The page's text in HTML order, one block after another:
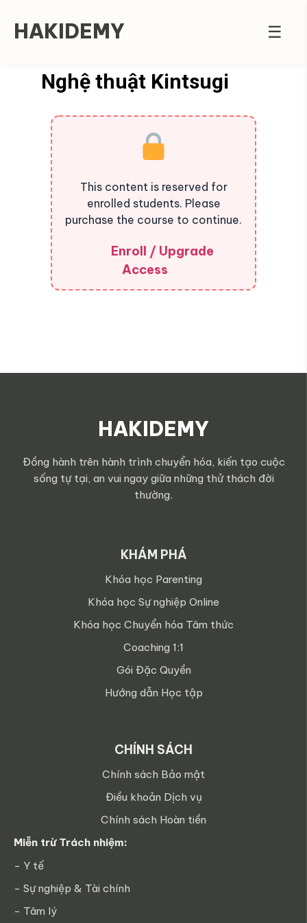
HAKIDEMY ☰
Nghệ thuật Kintsugi
This content is reserved for
enrolled students. Please
purchase the course to continue.
Enroll / Upgrade
Access
HAKIDEMY
Đồng hành trên hành trình chuyển hóa, kiến tạo cuộc
sống tự tại, an vui ngay giữa những thử thách đời
thường.
KHÁM PHÁ
Khóa học Parenting
Khóa học Sự nghiệp Online
Khóa học Chuyển hóa Tâm thức
Coaching 1:1
Gói Đặc Quyền
Hướng dẫn Học tập
CHÍNH SÁCH
Chính sách Bảo mật
Điều khoản Dịch vụ
Chính sách Hoàn tiền
Miễn trừ Trách nhiệm:
- Y tế
- Sự nghiệp & Tài chính
- Tâm lý